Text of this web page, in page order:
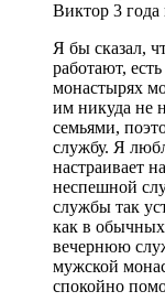
Виктор 3 года
Я бы сказал,
работают,
монастырях
им никуда не
семьями,
службу. Я
настраивает
неспешной
службы так
как в
вечернюю
мужской
спокойно